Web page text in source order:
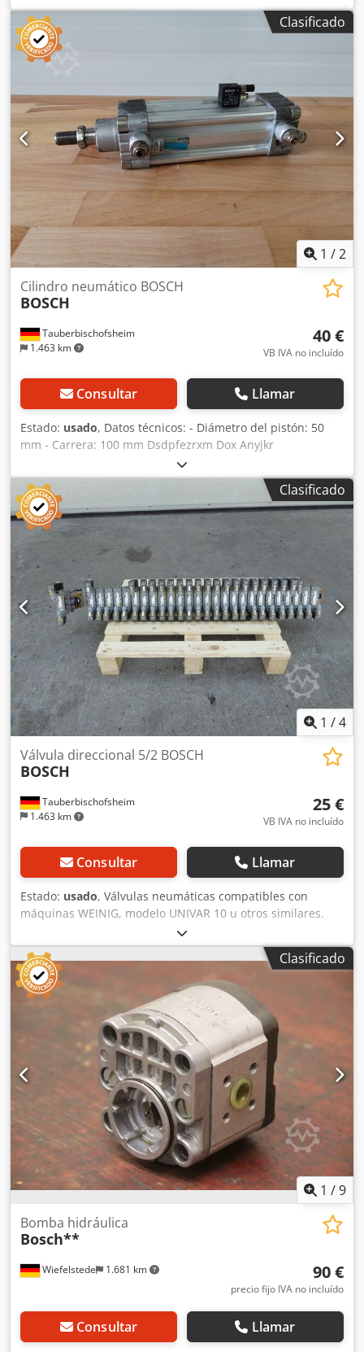
Clasificado
1 /2
Tauberbischofsheim
1.463 km
Cilindro neumático BOSCH
BOSCH
40 €
VB IVA no incluído
Consultar Llamar
Estado: usado, Datos técnicos: - Diámetro del pistón: 50
mm - Carrera: 100 mm Dsdpfezrxm Dox Anyjkr
Clasificado
1 /4
Tauberbischofsheim
1.463 km
Válvula direccional 5/2 BOSCH
BOSCH
25 €
VB IVA no incluído
Consultar Llamar
Estado: usado, Válvulas neumáticas compatibles con
máquinas WEINIG, modelo UNIVAR 10 u otros similares.
Accionamiento estándar a ambos lados o retorno por
resorte. Datos técnicos: Dedpfx Aozrxlaonyjkr - Cantidad:
27
Clasificado
1 /9
Wiefelstede 1.681 km
Bomba hidráulica
Bosch**
90 €
precio fijo IVA no incluído
Consultar Llamar